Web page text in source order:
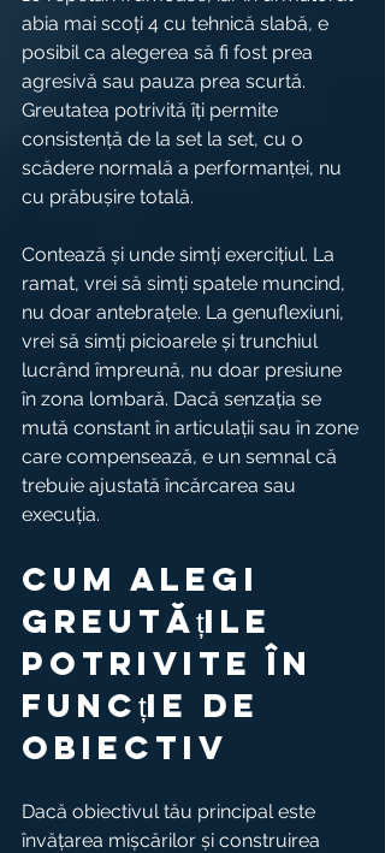
abia mai scoți 4 cu tehnică slabă, e
posibil ca alegerea să fi fost prea
agresivă sau pauza prea scurtă.
Greutatea potrivită îți permite
consistență de la set la set, cu o
scădere normală a performanței, nu
cu prăbușire totală.
Contează și unde simți exercițiul. La
ramat, vrei să simți spatele muncind,
nu doar antebrațele. La genuflexiuni,
vrei să simți picioarele și trunchiul
lucrând împreună, nu doar presiune
în zona lombară. Dacă senzația se
mută constant în articulații sau în zone
care compensează, e un semnal că
trebuie ajustată încărcarea sau
execuția.
Cum alegi
greutățile
potrivite în
funcție de
obiectiv
Dacă obiectivul tău principal este
învățarea mișcărilor și construirea